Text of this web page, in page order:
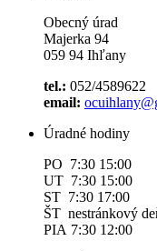
Obecný úrad
Majerka 94
059 94 Ihľany
tel.: 052/4589622
email:
Úradné hodiny
PO 7:30 15:00
UT 7:30 15:00
ST 7:30 17:00
ŠT nestránkový
PIA 7:30 12:00